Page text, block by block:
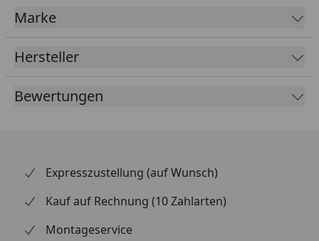
Marke
Hersteller
Bewertungen
Expresszustellung (auf Wunsch)
Kauf auf Rechnung (10 Zahlarten)
Montageservice